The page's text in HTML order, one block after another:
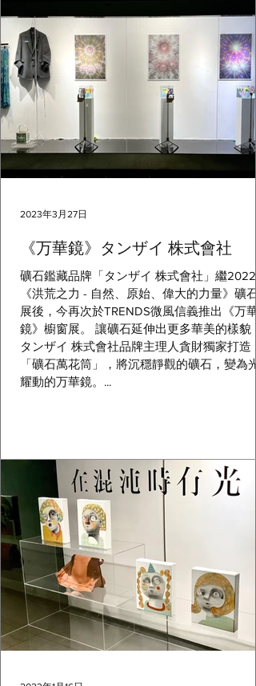
《万華鏡》タンザイ 株式會社
礦石鑑藏品牌「タンザイ 株式會社」繼2022
《洪荒之力 - 自然、原始、偉大的力量》礦石
展後，今再次於TRENDS微風信義推出《万華
鏡》櫥窗展。 讓礦石延伸出更多華美的樣貌，
タンザイ 株式會社品牌主理人貪財獨家打造
「礦石萬花筒」，將沉穩靜觀的礦石，變為
耀動的万華鏡。...
2023年3月27日